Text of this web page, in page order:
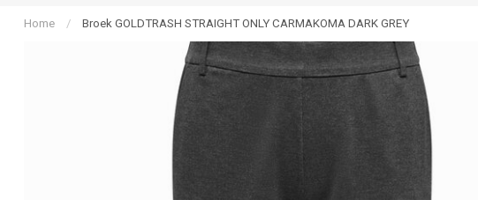
Home / Broek GOLDTRASH STRAIGHT ONLY CARMAKOMA DARK GREY